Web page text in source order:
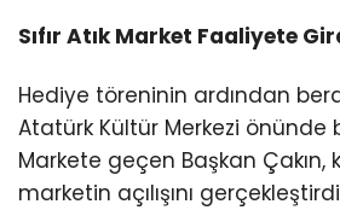
Sıfır Atık Market Faaliyete
Hediye töreninin ardından
Atatürk Kültür Merkezi önünde
Markete geçen Başkan Çakın,
marketin açılışını